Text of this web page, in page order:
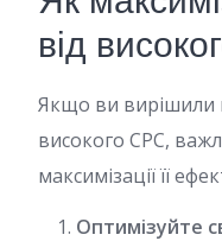
від
Якщо ви вирішили
високого CPC,
максимізації її
Оптимізуйте